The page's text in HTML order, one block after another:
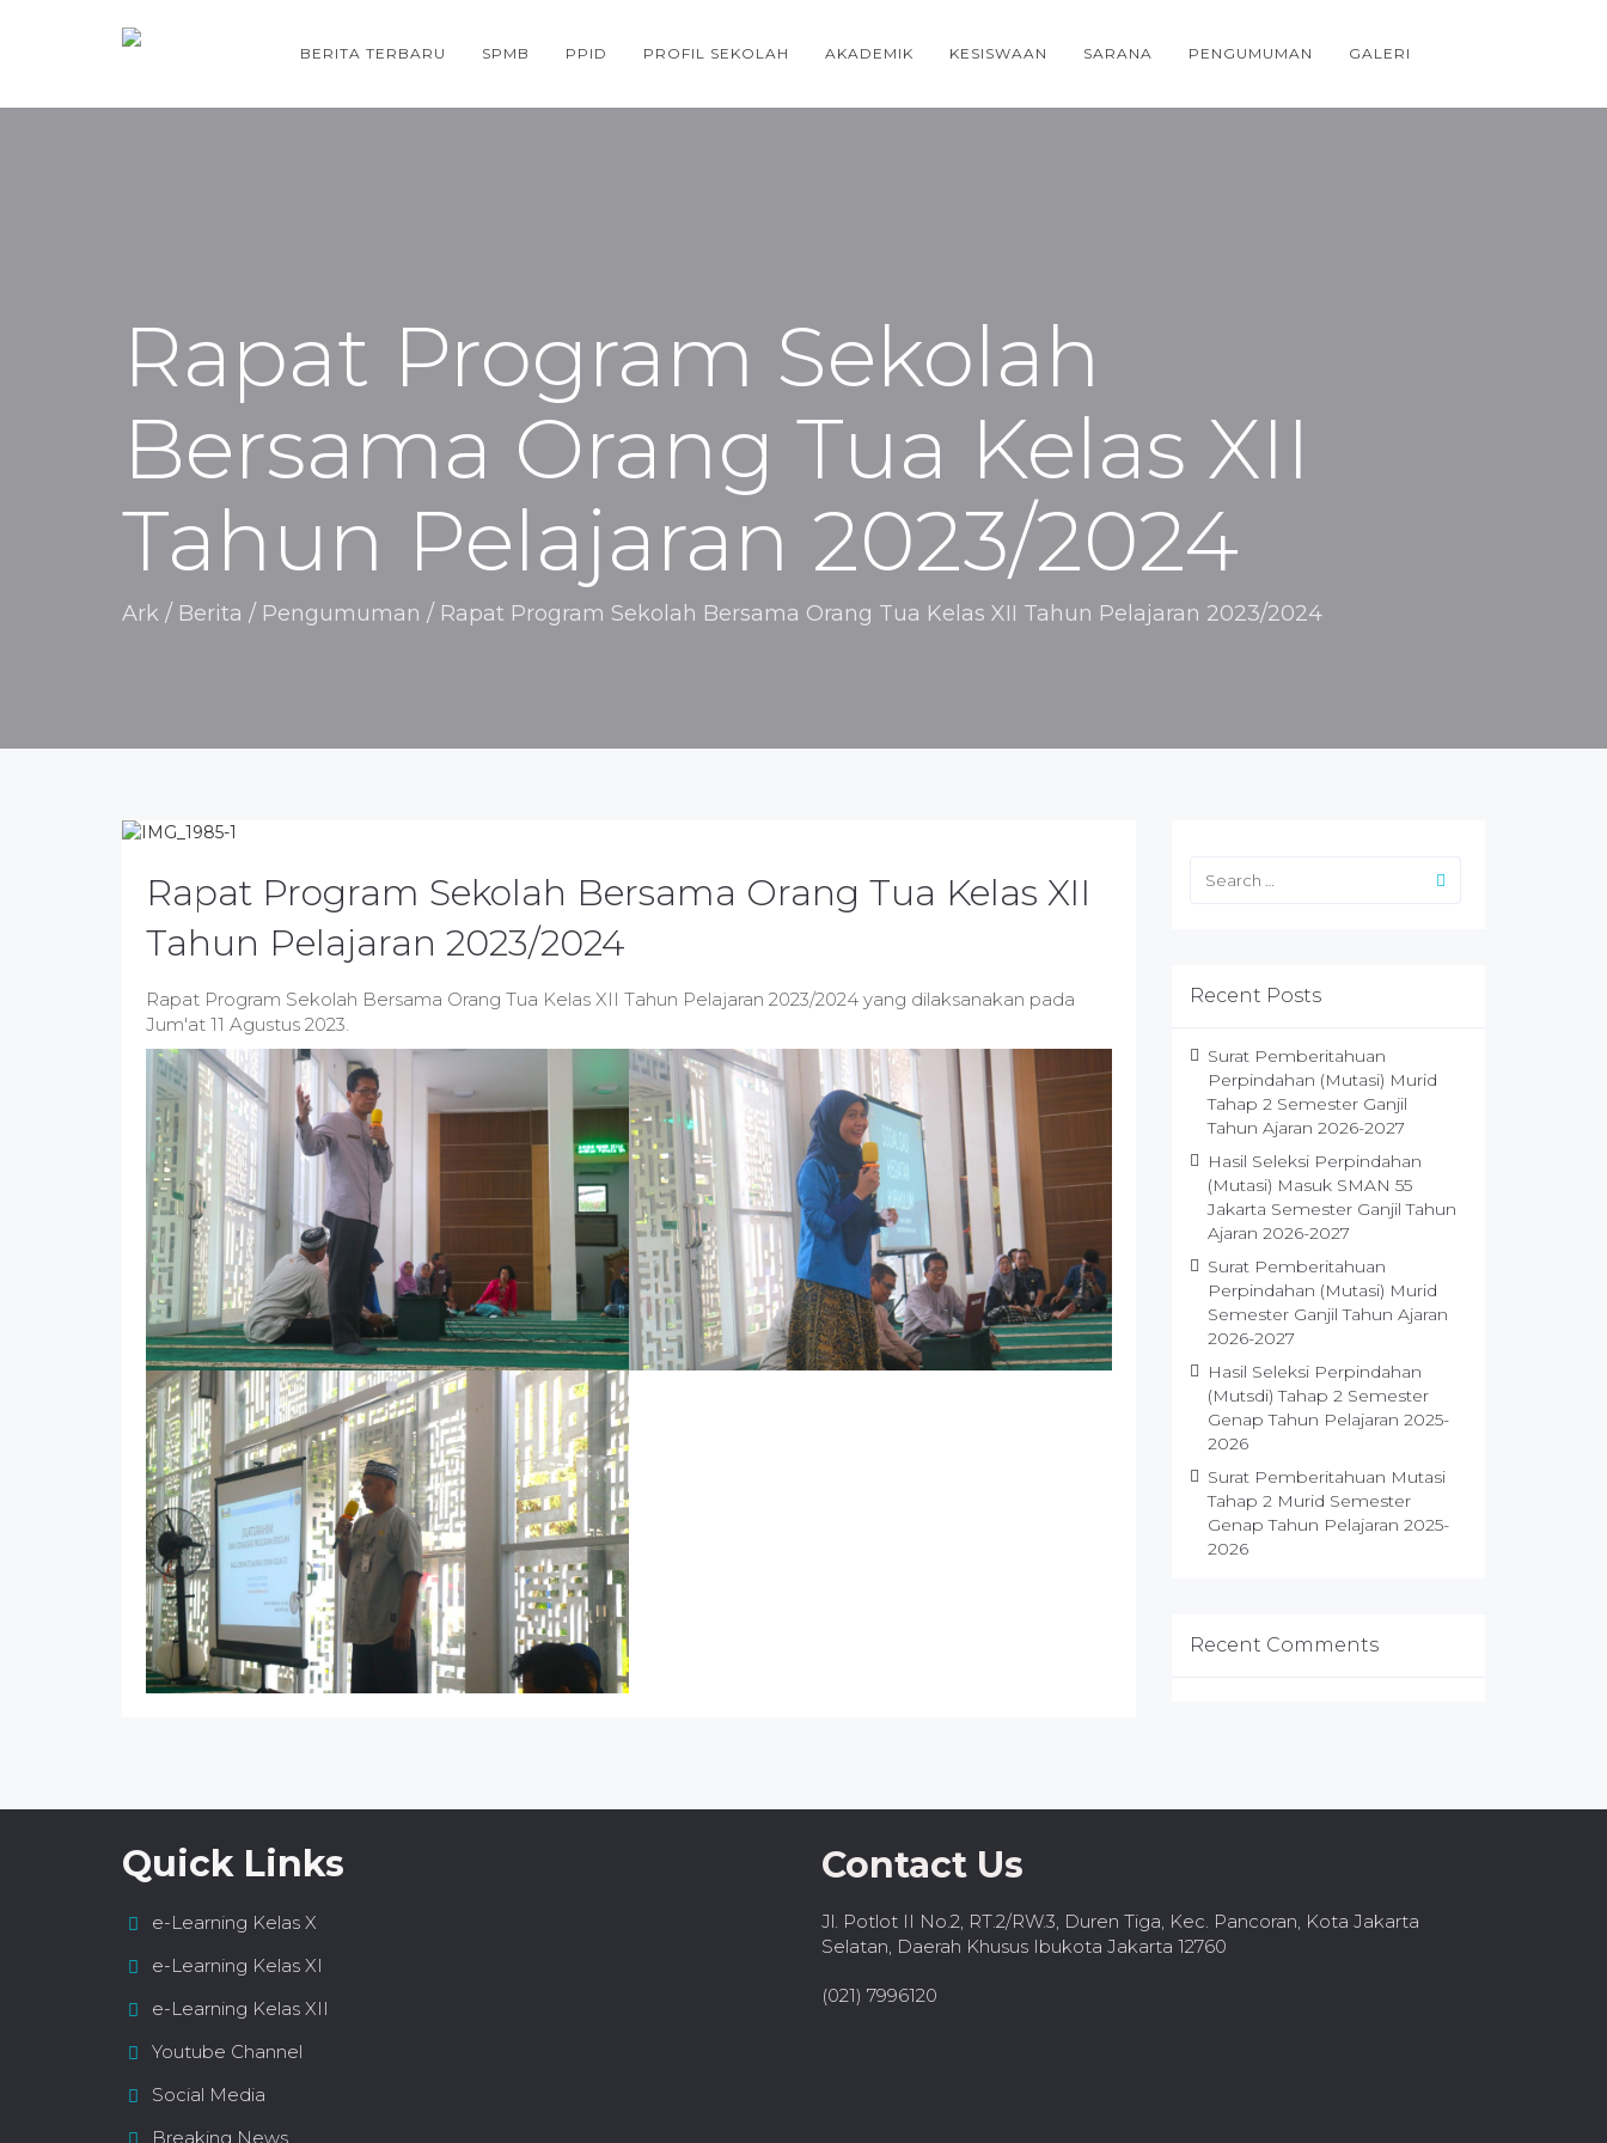
BERITA TERBARU SPMB PPID PROFIL SEKOLAH AKADEMIK KESISWAAN SARANA PENGUMUMAN GALERI
Rapat Program Sekolah
Bersama Orang Tua Kelas XII
Tahun Pelajaran 2023/2024
Ark / Berita / Pengumuman / Rapat Program Sekolah Bersama Orang Tua Kelas XII Tahun Pelajaran 2023/2024
Rapat Program Sekolah Bersama Orang Tua Kelas XII
Tahun Pelajaran 2023/2024
Rapat Program Sekolah Bersama Orang Tua Kelas XII Tahun Pelajaran 2023/2024 yang dilaksanakan pada
Jum'at 11 Agustus 2023.
Recent Posts
Surat Pemberitahuan
Perpindahan (Mutasi) Murid
Tahap 2 Semester Ganjil
Tahun Ajaran 2026-2027
Hasil Seleksi Perpindahan
(Mutasi) Masuk SMAN 55
Jakarta Semester Ganjil Tahun
Ajaran 2026-2027
Surat Pemberitahuan
Perpindahan (Mutasi) Murid
Semester Ganjil Tahun Ajaran
2026-2027
Hasil Seleksi Perpindahan
(Mutsdi) Tahap 2 Semester
Genap Tahun Pelajaran 2025-
2026
Surat Pemberitahuan Mutasi
Tahap 2 Murid Semester
Genap Tahun Pelajaran 2025-
2026
Recent Comments
Quick Links
e-Learning Kelas X
e-Learning Kelas XI
e-Learning Kelas XII
Youtube Channel
Social Media
Breaking News
Contact Us
Jl. Potlot II No.2, RT.2/RW.3, Duren Tiga, Kec. Pancoran, Kota Jakarta
Selatan, Daerah Khusus Ibukota Jakarta 12760
(021) 7996120